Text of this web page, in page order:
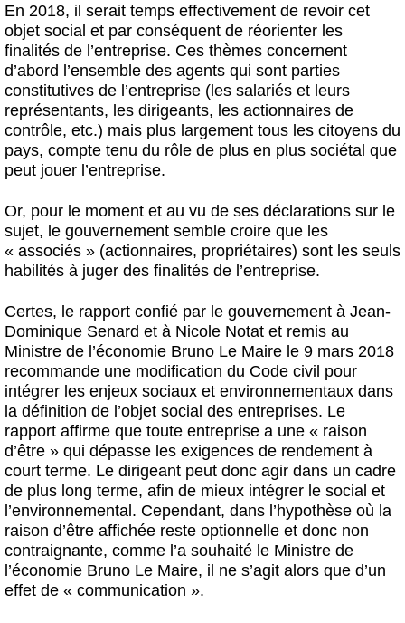
En 2018, il serait temps effectivement de revoir cet
objet social et par conséquent de réorienter les
finalités de l’entreprise. Ces thèmes concernent
d’abord l’ensemble des agents qui sont parties
constitutives de l’entreprise (les salariés et leurs
représentants, les dirigeants, les actionnaires de
contrôle, etc.) mais plus largement tous les citoyens du
pays, compte tenu du rôle de plus en plus sociétal que
peut jouer l’entreprise.
Or, pour le moment et au vu de ses déclarations sur le
sujet, le gouvernement semble croire que les
« associés » (actionnaires, propriétaires) sont les seuls
habilités à juger des finalités de l’entreprise.
Certes, le rapport confié par le gouvernement à Jean-
Dominique Senard et à Nicole Notat et remis au
Ministre de l’économie Bruno Le Maire le 9 mars 2018
recommande une modification du Code civil pour
intégrer les enjeux sociaux et environnementaux dans
la définition de l’objet social des entreprises. Le
rapport affirme que toute entreprise a une « raison
d’être » qui dépasse les exigences de rendement à
court terme. Le dirigeant peut donc agir dans un cadre
de plus long terme, afin de mieux intégrer le social et
l’environnemental. Cependant, dans l’hypothèse où la
raison d’être affichée reste optionnelle et donc non
contraignante, comme l’a souhaité le Ministre de
l’économie Bruno Le Maire, il ne s’agit alors que d’un
effet de « communication ».